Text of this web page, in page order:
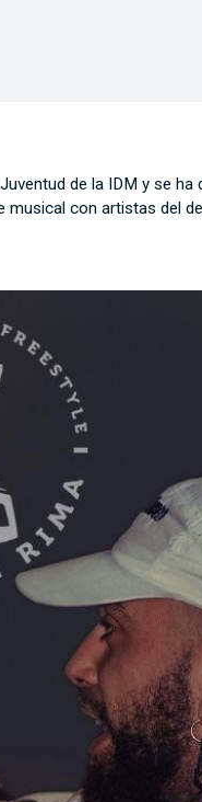
de la IDM y se
con artistas del